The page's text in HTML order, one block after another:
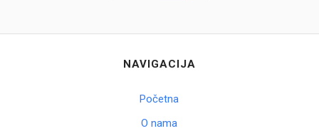
NAVIGACIJA
Početna
O nama